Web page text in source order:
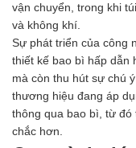
vận chuyển, trong khi
và không khí.
Sự phát triển của công
thiết kế bao bì hấp dẫn
mà còn thu hút sự chú
thương hiệu đang áp
thông qua bao bì, từ
chắc hơn.